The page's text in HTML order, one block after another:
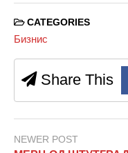
CATEGORIES
Бизнис
Share This
NEWER POST